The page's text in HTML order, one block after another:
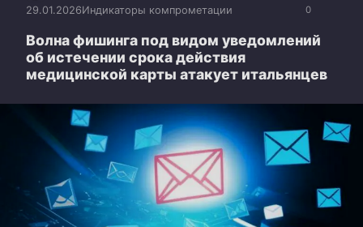
0
29.01.2026Индикаторы компрометации
Волна фишинга под видом уведомлений
об истечении срока действия
медицинской карты атакует итальянцев